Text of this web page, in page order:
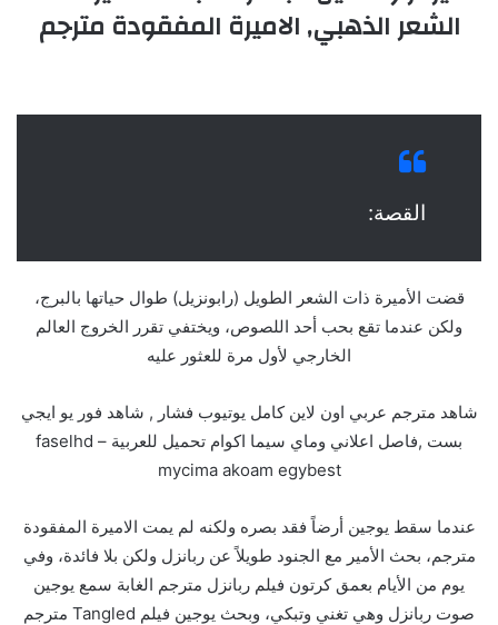
الشعر الذهبي, الاميرة المفقودة مترجم
القصة:
قضت الأميرة ذات الشعر الطويل (رابونزيل) طوال حياتها بالبرج،
ولكن عندما تقع بحب أحد اللصوص، ويختفي تقرر الخروج العالم
الخارجي لأول مرة للعثور عليه
شاهد مترجم عربي اون لاين كامل يوتيوب فشار , شاهد فور يو ايجي
بست ,فاصل اعلاني وماي سيما اكوام تحميل للعربية – faselhd
mycima akoam egybest
عندما سقط يوجين أرضاً فقد بصره ولكنه لم يمت الاميرة المفقودة
مترجم، بحث الأمير مع الجنود طويلاً عن ربانزل ولكن بلا فائدة، وفي
يوم من الأيام بعمق كرتون فيلم ربانزل مترجم الغابة سمع يوجين
صوت ربانزل وهي تغني وتبكي، وبحث يوجين فيلم Tangled مترجم